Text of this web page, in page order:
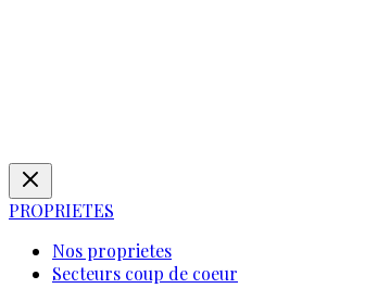
PROPRIETES
Nos proprietes
Secteurs coup de coeur